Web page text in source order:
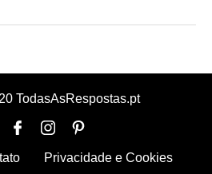
TodasAsRespostas.pt
Privacidade e Cookies